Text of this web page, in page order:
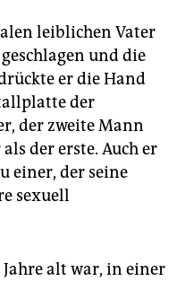
leiblichen Vater
und die
er die Hand
der
der zweite Mann
der erste. Auch er
einer, der seine
sexuell
alt war, in einer